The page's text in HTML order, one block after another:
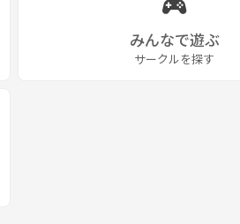
みんなで遊ぶ
サークルを探す